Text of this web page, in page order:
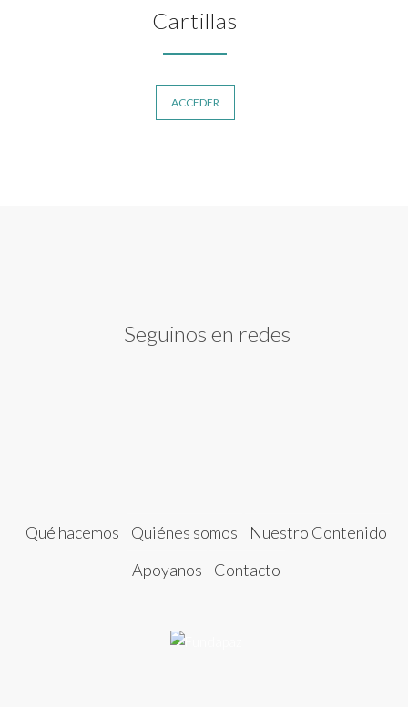
Cartillas
ACCEDER
Seguinos en redes
Qué hacemos Quiénes somos
Nuestro Contenido
Apoyanos
Contacto